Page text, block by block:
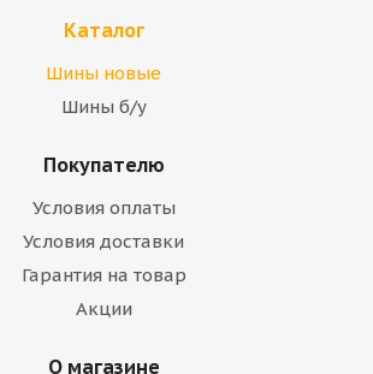
Каталог
Шины новые
Шины б/у
Покупателю
Условия оплаты
Условия доставки
Гарантия на товар
Акции
О магазине